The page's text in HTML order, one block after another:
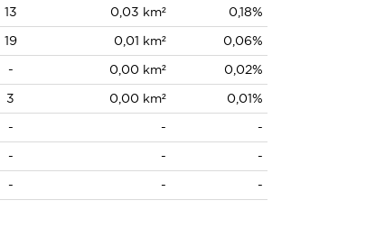
13 0,03 km²
0,18%
19 0,01 km²
0,06%
- 0,00 km²
0,02%
3 0,00 km²
0,01%
- -
-
- -
-
- - -